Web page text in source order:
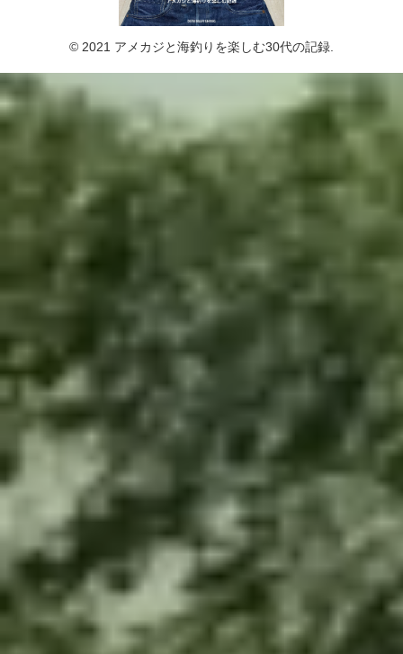
© 2021 アメカジと海釣りを楽しむ30代の記録.